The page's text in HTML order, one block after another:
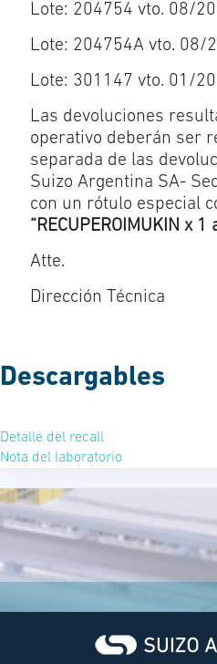
Lote: 204754 vto. 08/
Lote: 204754A vto. 08/
Lote: 301147 vto. 01/
Las devoluciones
operativo deberán ser
separada de las
Suizo Argentina SA-
con un rótulo especial
“RECUPEROIMUKIN x 1
Atte.
Dirección Técnica
Descargables
Detalle del recall
Nota del laboratorio